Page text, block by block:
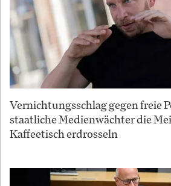
Vernichtungsschlag gegen freie
staatliche Medienwächter die
Kaffeetisch erdrosseln